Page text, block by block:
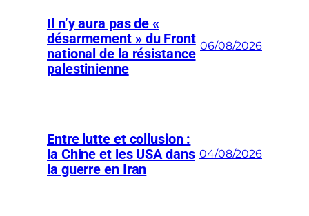
Il n’y aura pas de «
désarmement » du Front
national de la résistance
palestinienne
06/08/2026
Entre lutte et collusion :
la Chine et les USA dans
la guerre en Iran
04/08/2026